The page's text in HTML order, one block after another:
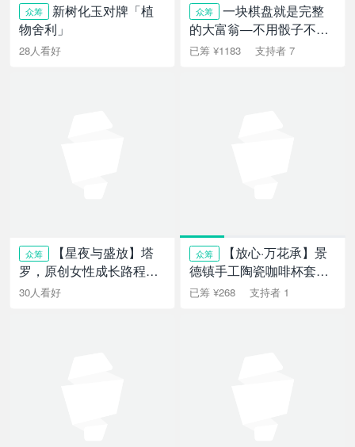
众筹
新树化玉对牌「植
物舍利」
28人看好
众筹
一块棋盘就是完整
的大富翁—不用骰子不用
纸币不用App
已筹 ¥1183 支持者 7
众筹
【星夜与盛放】塔
罗，原创女性成长路程、
韦特塔罗牌
30人看好
众筹
【放心·万花承】景
德镇手工陶瓷咖啡杯套组
｜杯承·摆件
已筹 ¥268 支持者 1